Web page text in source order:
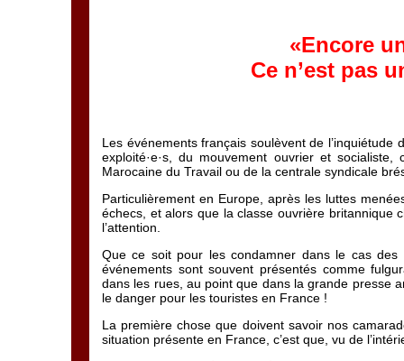
«Encore
Ce n’est pas
Les événements français soulèvent de
exploité·e·s, du mouvement ouvrier et
Marocaine du Travail ou de la centrale syndicale
Particulièrement en Europe, après les luttes
échecs, et alors que la classe ouvrière britannique
l’attention.
Que ce soit pour les condamner dans le cas des
événements sont souvent présentés comme
dans les rues, au point que dans la grande presse
le danger pour les touristes en France !
La première chose que doivent savoir nos
situation présente en France, c’est que, vu de